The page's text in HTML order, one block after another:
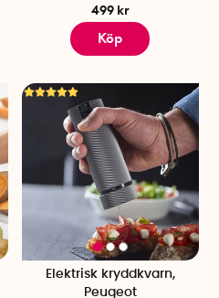
499 kr
Köp
Elektrisk kryddkvarn,
Peugeot